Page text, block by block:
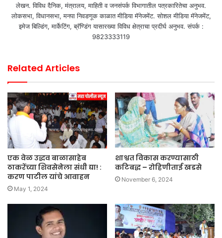
लेखन. विविध दैनिक, मंत्रालय, माहिती व जनसंपर्क विभागातील पत्रकारितेचा अनुभव.
लोकसभा, विधानसभा, मनपा निवडणूक काळात मीडिया मॅनेजमेंट. सोशल मीडिया मॅनेजमेंट,
इमेज बिल्डिंग, मार्केटिंग, ब्रॅण्डिंग यासारख्या विविध क्षेत्राचा प्रदीर्घ अनुभव. संपर्क :
9823333119
Related Articles
एक वेळ उद्धव बाळासाहेब
ठाकरेंच्या शिवसेनेला संधी द्या! :
करण पाटील यांचे आवाहन
May 1, 2024
शाश्वत विकास करण्यासाठी
कटिबद्ध – रोहिणीताई खडसे
November 6, 2024